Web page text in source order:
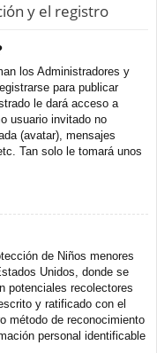
y el registro
los Administradores y
para publicar
le dará acceso a
usuario invitado no
(avatar), mensajes
Tan solo le tomará unos
de Niños menores
Unidos, donde se
potenciales recolectores
y ratificado con el
método de reconocimiento
personal identificable